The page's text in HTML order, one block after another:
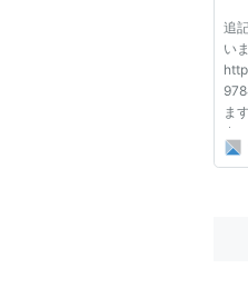
追
い
ま
出
か